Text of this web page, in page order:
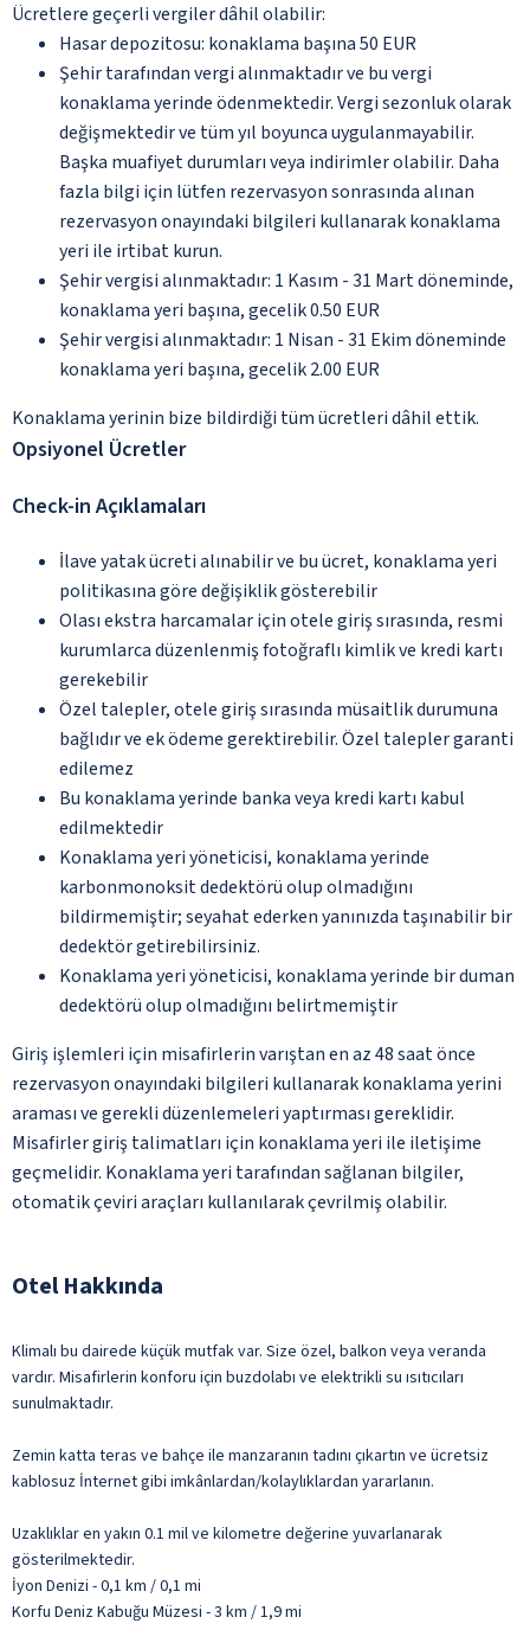
Ücretlere geçerli vergiler dâhil olabilir:
Hasar depozitosu: konaklama başına 50 EUR
Şehir tarafından vergi alınmaktadır ve bu vergi
konaklama yerinde ödenmektedir. Vergi sezonluk olarak
değişmektedir ve tüm yıl boyunca uygulanmayabilir.
Başka muafiyet durumları veya indirimler olabilir. Daha
fazla bilgi için lütfen rezervasyon sonrasında alınan
rezervasyon onayındaki bilgileri kullanarak konaklama
yeri ile irtibat kurun.
Şehir vergisi alınmaktadır: 1 Kasım - 31 Mart döneminde,
konaklama yeri başına, gecelik 0.50 EUR
Şehir vergisi alınmaktadır: 1 Nisan - 31 Ekim döneminde
konaklama yeri başına, gecelik 2.00 EUR
Konaklama yerinin bize bildirdiği tüm ücretleri dâhil ettik.
Opsiyonel Ücretler
Check-in Açıklamaları
İlave yatak ücreti alınabilir ve bu ücret, konaklama yeri
politikasına göre değişiklik gösterebilir
Olası ekstra harcamalar için otele giriş sırasında, resmi
kurumlarca düzenlenmiş fotoğraflı kimlik ve kredi kartı
gerekebilir
Özel talepler, otele giriş sırasında müsaitlik durumuna
bağlıdır ve ek ödeme gerektirebilir. Özel talepler garanti
edilemez
Bu konaklama yerinde banka veya kredi kartı kabul
edilmektedir
Konaklama yeri yöneticisi, konaklama yerinde
karbonmonoksit dedektörü olup olmadığını
bildirmemiştir; seyahat ederken yanınızda taşınabilir bir
dedektör getirebilirsiniz.
Konaklama yeri yöneticisi, konaklama yerinde bir duman
dedektörü olup olmadığını belirtmemiştir
Giriş işlemleri için misafirlerin varıştan en az 48 saat önce
rezervasyon onayındaki bilgileri kullanarak konaklama yerini
araması ve gerekli düzenlemeleri yaptırması gereklidir.
Misafirler giriş talimatları için konaklama yeri ile iletişime
geçmelidir. Konaklama yeri tarafından sağlanan bilgiler,
otomatik çeviri araçları kullanılarak çevrilmiş olabilir.
Otel Hakkında
Klimalı bu dairede küçük mutfak var. Size özel, balkon veya veranda
vardır. Misafirlerin konforu için buzdolabı ve elektrikli su ısıtıcıları
sunulmaktadır.
Zemin katta teras ve bahçe ile manzaranın tadını çıkartın ve ücretsiz
kablosuz İnternet gibi imkânlardan/kolaylıklardan yararlanın.
Uzaklıklar en yakın 0.1 mil ve kilometre değerine yuvarlanarak
gösterilmektedir.
İyon Denizi - 0,1 km / 0,1 mi
Korfu Deniz Kabuğu Müzesi - 3 km / 1,9 mi